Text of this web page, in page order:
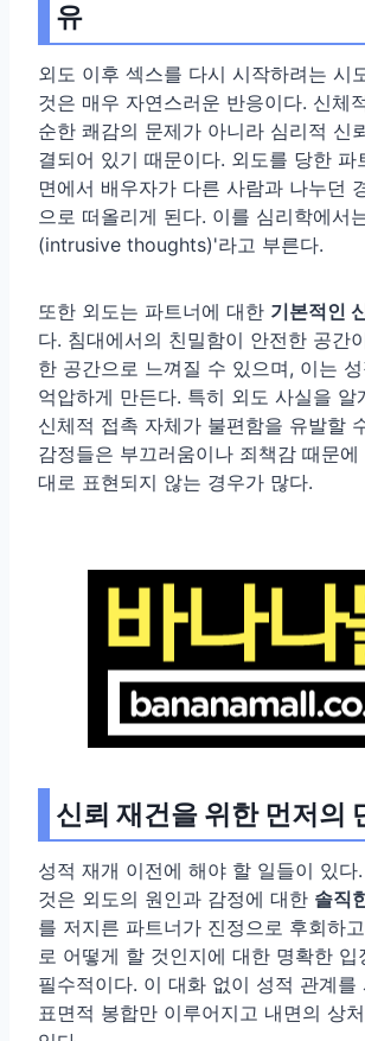
유
외도 이후 섹스를 다시 시작하려는 시
것은 매우 자연스러운 반응이다. 신체
순한 쾌감의 문제가 아니라 심리적 신
결되어 있기 때문이다. 외도를 당한 파
면에서 배우자가 다른 사람과 나누던
으로 떠올리게 된다. 이를 심리학에서
(intrusive thoughts)'라고 부른다.
또한 외도는 파트너에 대한 기본적인
다. 침대에서의 친밀함이 안전한 공간
한 공간으로 느껴질 수 있으며, 이는
억압하게 만든다. 특히 외도 사실을 알
신체적 접촉 자체가 불편함을 유발할
감정들은 부끄러움이나 죄책감 때문에
대로 표현되지 않는 경우가 많다.
신뢰 재건을 위한 먼저의
성적 재개 이전에 해야 할 일들이 있다
것은 외도의 원인과 감정에 대한 솔직
를 저지른 파트너가 진정으로 후회하
로 어떻게 할 것인지에 대한 명확한 입
필수적이다. 이 대화 없이 성적 관계를
표면적 봉합만 이루어지고 내면의 상